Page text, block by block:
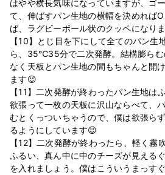
はやや横長気味になっていますが、ゴ
て、伸ばすパン生地の横幅を決めれば
ば、ラグビーボール状のクッペになり
【10】とじ目を下にして全てのパン生
ら、35℃35分で二次発酵。結構膨らむ
なく天板とパン生地の間もちゃんと開
ます😉
【11】二次発酵が終わったパン生地は
欲張って一枚の天板に沢山ならべて、
むとくっついちゃうので、僕は欲張ら
るようにしています😉
【12】二次発酵が終わったら、軽く霧
ふるい、真ん中に中のチーズが見える
を入れましょう。僕はこういうまっす